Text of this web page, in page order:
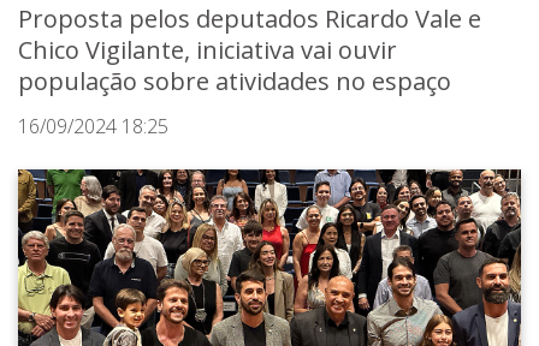
Proposta pelos deputados Ricardo Vale e
Chico Vigilante, iniciativa vai ouvir
população sobre atividades no espaço
16/09/2024 18:25